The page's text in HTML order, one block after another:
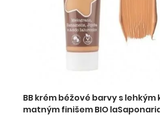
BB krém béžové barvy s
matným finišem BIO